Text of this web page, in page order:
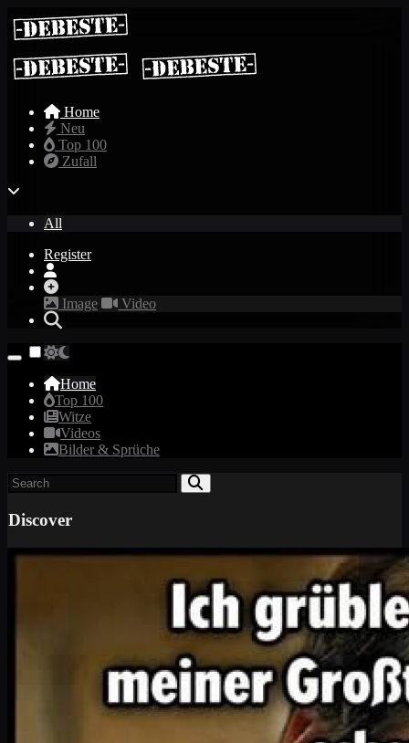
Home
Neu
Top 100
Zufall
All
Register
Image Video
Home
Top 100
Witze
Videos
Bilder & Sprüche
Discover